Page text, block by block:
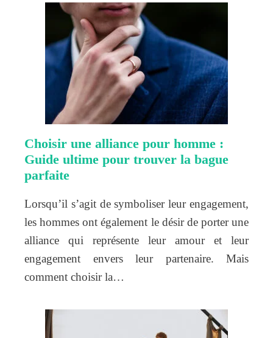
Choisir une alliance pour homme :
Guide ultime pour trouver la bague
parfaite
Lorsqu’il s’agit de symboliser leur engagement,
les hommes ont également le désir de porter une
alliance qui représente leur amour et leur
engagement envers leur partenaire. Mais
comment choisir la…